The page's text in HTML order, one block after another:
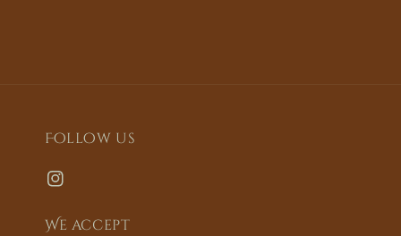
Follow us
We accept